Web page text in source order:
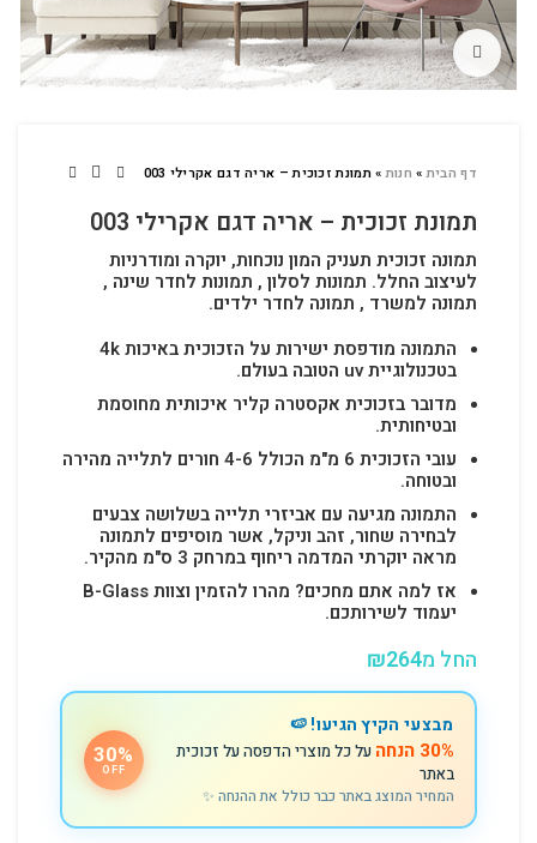
לחץ להגדלה
דף הבית» חנות»תמונת זכוכית – אריה דגם אקרילי 003
תמונת זכוכית – אריה דגם אקרילי 003
תמונה זכוכית תעניק המון נוכחות, יוקרה ומודרניות
לעיצוב החלל. תמונות לסלון , תמונות לחדר שינה ,
תמונה למשרד , תמונה לחדר ילדים.
התמונה מודפסת ישירות על הזכוכית באיכות 4k
בטכנולוגיית uv הטובה בעולם.
מדובר בזכוכית אקסטרה קליר איכותית מחוסמת
ובטיחותית.
עובי הזכוכית 6 מ"מ הכולל 4-6 חורים לתלייה מהירה
ובטוחה.
התמונה מגיעה עם אביזרי תלייה בשלושה צבעים
לבחירה שחור, זהב וניקל, אשר מוסיפים לתמונה
מראה יוקרתי המדמה ריחוף במרחק 3 ס"מ מהקיר.
אז למה אתם מחכים? מהרו להזמין וצוות B-Glass
יעמוד לשירותכם.
החל מ ₪264
מבצעי הקיץ הגיעו! 🍉
30% הנחה
על כל מוצרי הדפסה על זכוכית
באתר
המחיר המוצג באתר כבר כולל את ההנחה ✨
30%
OFF